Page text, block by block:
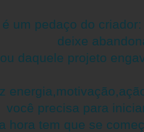
um pedaço do
deixe
daquele projeto
você precisa para
hora tem que se